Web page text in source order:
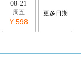
08-21
周五
¥ 598
更多日期